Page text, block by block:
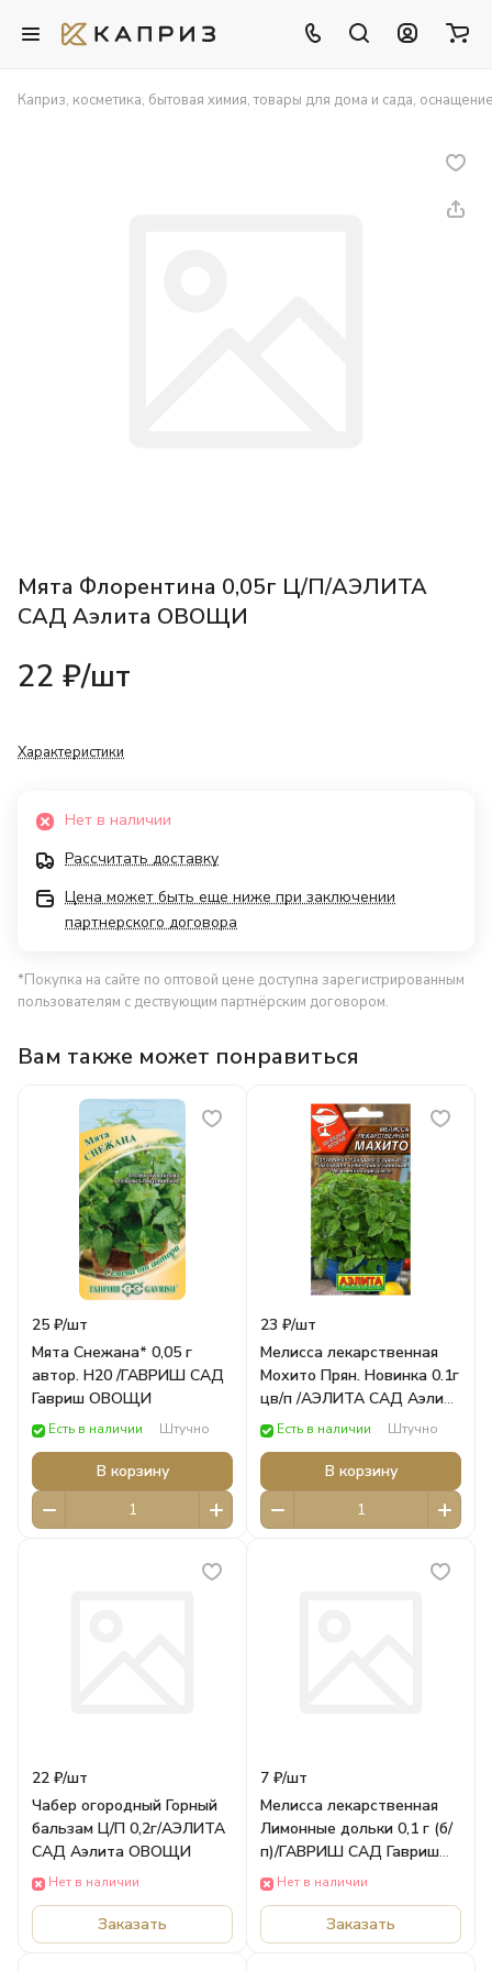
Каприз, косметика, бытовая химия, товары для дома и сада,
Мята Флорентина 0,05г Ц/П/АЭЛИТА
САД Аэлита ОВОЩИ
22 ₽/шт
Характеристики
Нет в наличии
Рассчитать доставку
Цена может быть еще ниже при заключении
партнерского договора
*Покупка на сайте по оптовой цене доступна зарегистрированным
пользователям с дествующим партнёрским договором.
Вам также может понравиться
25 ₽/шт
Мята Снежана* 0,05 г
автор. Н20 /ГАВРИШ САД
Гавриш ОВОЩИ
Есть в наличии Штучно
В корзину
23 ₽/шт
Мелисса лекарственная
Мохито Прян. Новинка 0.1г
цв/п /АЭЛИТА САД Аэлита
ОВОЩИ
Есть в наличии Штучно
В корзину
22 ₽/шт
Чабер огородный Горный
бальзам Ц/П 0,2г/АЭЛИТА
САД Аэлита ОВОЩИ
Нет в наличии
Заказать
7 ₽/шт
Мелисса лекарственная
Лимонные дольки 0,1 г (б/
п)/ГАВРИШ САД Гавриш
ОВОЩИ
Нет в наличии
Заказать